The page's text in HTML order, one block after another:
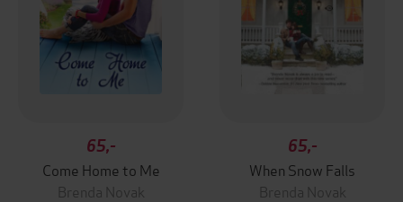
65,-
Come Home to Me
Brenda Novak
65,-
When Snow Falls
Brenda Novak